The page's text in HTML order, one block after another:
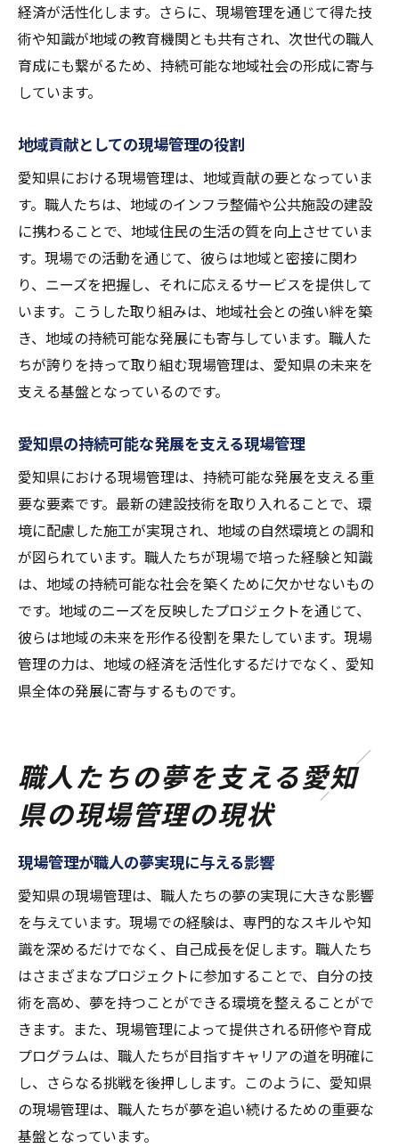
経済が活性化します。さらに、現場管理を通じて得た技
術や知識が地域の教育機関とも共有され、次世代の職人
育成にも繋がるため、持続可能な地域社会の形成に寄与
しています。
地域貢献としての現場管理の役割
愛知県における現場管理は、地域貢献の要となっていま
す。職人たちは、地域のインフラ整備や公共施設の建設
に携わることで、地域住民の生活の質を向上させていま
す。現場での活動を通じて、彼らは地域と密接に関わ
り、ニーズを把握し、それに応えるサービスを提供して
います。こうした取り組みは、地域社会との強い絆を築
き、地域の持続可能な発展にも寄与しています。職人た
ちが誇りを持って取り組む現場管理は、愛知県の未来を
支える基盤となっているのです。
愛知県の持続可能な発展を支える現場管理
愛知県における現場管理は、持続可能な発展を支える重
要な要素です。最新の建設技術を取り入れることで、環
境に配慮した施工が実現され、地域の自然環境との調和
が図られています。職人たちが現場で培った経験と知識
は、地域の持続可能な社会を築くために欠かせないもの
です。地域のニーズを反映したプロジェクトを通じて、
彼らは地域の未来を形作る役割を果たしています。現場
管理の力は、地域の経済を活性化するだけでなく、愛知
県全体の発展に寄与するものです。
職人たちの夢を支える愛知
県の現場管理の現状
現場管理が職人の夢実現に与える影響
愛知県の現場管理は、職人たちの夢の実現に大きな影響
を与えています。現場での経験は、専門的なスキルや知
識を深めるだけでなく、自己成長を促します。職人たち
はさまざまなプロジェクトに参加することで、自分の技
術を高め、夢を持つことができる環境を整えることがで
きます。また、現場管理によって提供される研修や育成
プログラムは、職人たちが目指すキャリアの道を明確に
し、さらなる挑戦を後押しします。このように、愛知県
の現場管理は、職人たちが夢を追い続けるための重要な
基盤となっています。